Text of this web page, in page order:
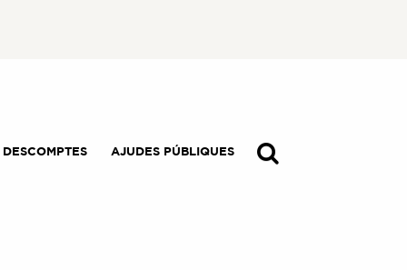
AJUDES PÚBLIQUES